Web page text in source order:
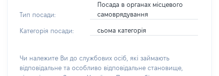
Тип посади:
Посада в органах місцевого
самоврядування
Категорія посади: сьома категорія
Чи належите Ви до службових осіб, які займають
відповідальне та особливо відповідальне становище,